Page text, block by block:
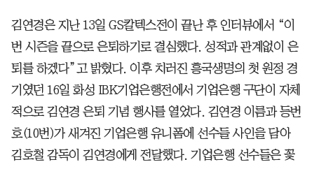
김연경은 지난 13일 GS칼텍스전이 끝난 후 인터뷰에서 “이
번 시즌을 끝으로 은퇴하기로 결심했다. 성적과 관계없이 은
퇴를 하겠다”고 밝혔다. 이후 치러진 흥국생명의 첫 원정 경
기였던 16일 화성 IBK기업은행전에서 기업은행 구단이 자체
적으로 김연경 은퇴 기념 행사를 열었다. 김연경 이름과 등번
호(10번)가 새겨진 기업은행 유니폼에 선수들 사인을 담아
김호철 감독이 김연경에게 전달했다. 기업은행 선수들은 꽃